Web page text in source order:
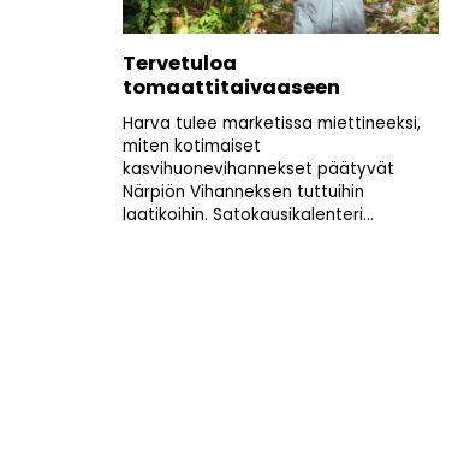
Tervetuloa
tomaattitaivaaseen
Harva tulee marketissa miettineeksi,
miten kotimaiset
kasvihuonevihannekset päätyvät
Närpiön Vihanneksen tuttuihin
laatikoihin. Satokausikalenteri...